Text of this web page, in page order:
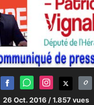
26 Oct. 2016 / 1.857 vues